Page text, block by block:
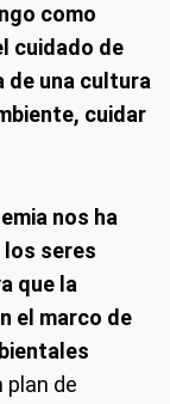
como
cuidado de
de una cultura
cuidar
nos ha
seres
que la
el marco de
plan de